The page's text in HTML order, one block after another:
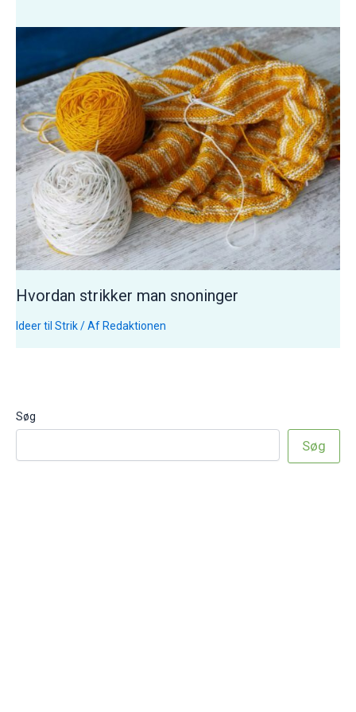
Hvordan strikker man snoninger
Ideer til Strik/ Af Redaktionen
Søg
Søg